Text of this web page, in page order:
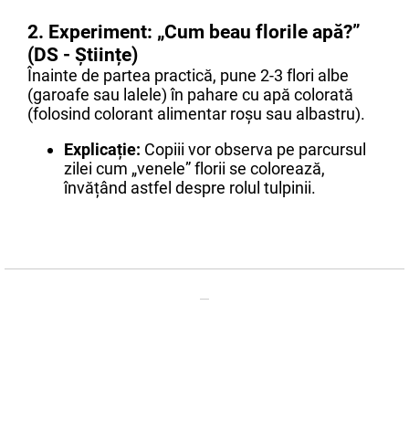
2. Experiment: „Cum beau florile apă?”
(DS - Științe)
Înainte de partea practică, pune 2-3 flori albe
(garoafe sau lalele) în pahare cu apă colorată
(folosind colorant alimentar roșu sau albastru).
Explicație: Copiii vor observa pe parcursul
zilei cum „venele” florii se colorează,
învățând astfel despre rolul tulpinii.